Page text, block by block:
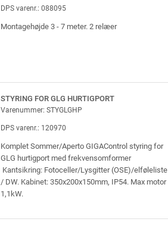
DPS varenr.: 088095
Montagehøjde 3 - 7 meter. 2 relæer
STYRING FOR GLG HURTIGPORT
Varenummer: STYGLGHP
DPS varenr.: 120970
Komplet Sommer/Aperto GIGAControl styring for
GLG hurtigport med frekvensomformer
Kantsikring: Fotoceller/Lysgitter (OSE)/elføleliste
/ DW. Kabinet: 350x200x150mm, IP54. Max motor
1,1kW.